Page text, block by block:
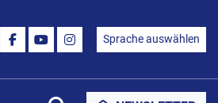
FACEBOOK
YOUTUBEINSTAGRAM
Sprache auswählen